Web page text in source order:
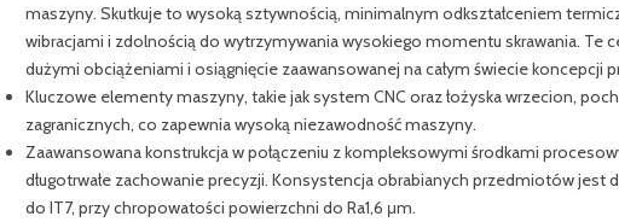
maszyny. Skutkuje to wysoką sztywnością, minimalnym odkształceniem
wibracjami i zdolnością do wytrzymywania wysokiego momentu skrawania. Te
dużymi obciążeniami i osiągnięcie zaawansowanej na całym świecie koncepcji
Kluczowe elementy maszyny, takie jak system CNC oraz łożyska wrzecion,
zagranicznych, co zapewnia wysoką niezawodność maszyny.
Zaawansowana konstrukcja w połączeniu z kompleksowymi środkami
długotrwałe zachowanie precyzji. Konsystencja obrabianych przedmiotów jest
do IT7, przy chropowatości powierzchni do Ra1,6 μm.